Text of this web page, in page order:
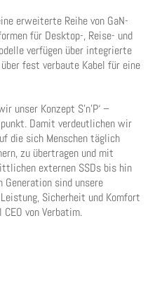
erweiterte Reihe von GaN-
für Desktop-, Reise- und
verfügen über integrierte
fest verbaute Kabel für eine
unser Konzept S’n’P‘ –
Damit verdeutlichen wir
die sich Menschen täglich
zu übertragen und mit
externen SSDs bis hin
Generation sind unsere
Sicherheit und Komfort
von Verbatim.